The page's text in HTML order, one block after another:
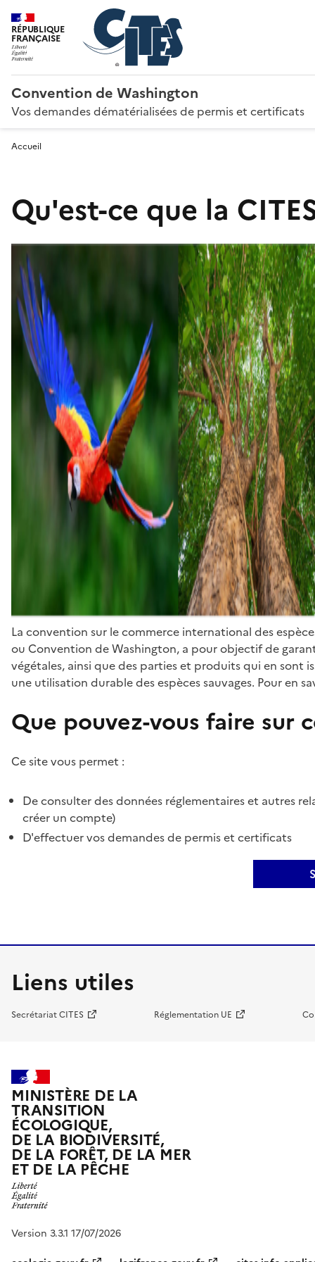
RÉPUBLIQUE
FRANÇAISE
Convention de Washington
Vos demandes dématérialisées de permis et certificats
Accueil
Qu'est-ce que la
La convention sur le commerce international des
ou Convention de Washington, a pour objectif de
végétales, ainsi que des parties et produits qui en sont
une utilisation durable des espèces sauvages. Pour en
Que pouvez-vous faire sur
Ce site vous permet :
De consulter des données réglementaires et autres
créer un compte)
D'effectuer vos demandes de permis et certificats
Liens utiles
Secrétariat CITES Réglementation UE
MINISTÈRE DE LA
TRANSITION
ÉCOLOGIQUE,
DE LA BIODIVERSITÉ,
DE LA FORÊT, DE LA MER
ET DE LA PÊCHE
Version 3.3.1 17/07/2026